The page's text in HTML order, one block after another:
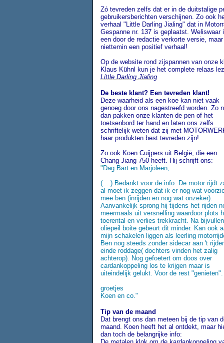
Zó tevreden zelfs dat er in de duitstalige
gebruikersberichten verschijnen. Zo ook
verhaal "Little Darling Jialing" dat in
Gespanne nr. 137 is geplaatst. Weliswaar
een door de redactie verkorte versie, maar
niettemin een positief verhaal!
Op de website rond zijspannen van onze
Klaus Kühnl kun je het complete relaas
Little Darling Jialing
De beste klant? Een tevreden klant!
Deze waarheid als een koe kan niet vaak
genoeg door ons nagestreefd worden. Zo
dan pakken onze klanten de pen of het
toetsenbord ter hand en laten ons zelfs
schriftelijk weten dat zij met
haar produkten best tevreden zijn!
Zo ook Koen Cuijpers uit België, die een
Chang Jiang 750 heeft. Hij schrijft ons:
" Dag Bart en Marjoleen,
(....) Bedankt voor de info. De motor rijdt
al moet ik zeggen dat ik er nog wat
mee ben (inrijden en nog wat onzeker).
Aanvankelijk sprong hij tijdens het rijden
meermaals uit versnelling waardoor plots
toerental en verlies trekkracht. Na bijvullen
oliepeil boite gebeurt dit minder. Kan ook
mijn schakelen liggen als leerling
Ben nog steeds zonder sidecar aan 't
einde roddage( dochters vinden het zalig
achterop). Nog gefoetert om doos over
cardankoppeling los te krijgen maar is
uiteindelijk gelukt. Voor de rest "genieten".
groetjes
Koen en co."
Tip van de maand
Dat brengt ons dan meteen bij de tip van
maand. Koen heeft het al ontdekt, maar
dan toch de belangrijke info: